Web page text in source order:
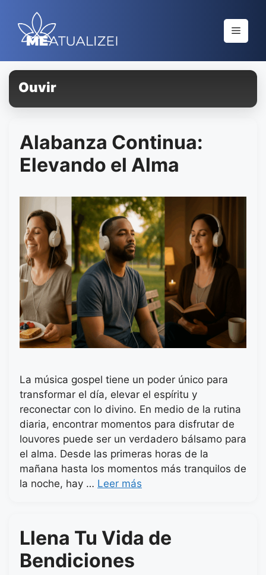
contenido
Menú
Ouvir
Alabanza Continua:
Elevando el Alma
La música gospel tiene un poder único para
transformar el día, elevar el espíritu y
reconectar con lo divino. En medio de la rutina
diaria, encontrar momentos para disfrutar de
louvores puede ser un verdadero bálsamo para
el alma. Desde las primeras horas de la
mañana hasta los momentos más tranquilos de
la noche, hay … Leer más
Llena Tu Vida de
Bendiciones